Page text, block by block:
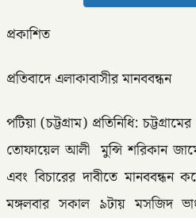
প্রকাশিত
প্রতিবাদে এলাকাবাসীর মানববন্ধন
পটিয়া (চট্টগ্রাম) প্রতিনিধি:
তোফায়েল আলী মুন্সি শরিকান
এবং বিচারের দাবীতে মানববন্ধন
মঙ্গলবার সকাল ৯টায় মসজিদ